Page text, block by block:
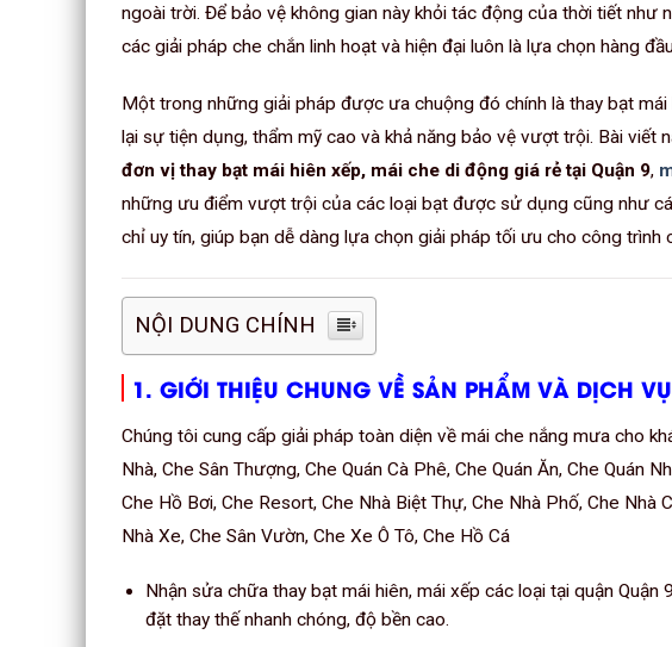
ngoài trời. Để bảo vệ không gian này khỏi tác động của thời tiết như
các giải pháp che chắn linh hoạt và hiện đại luôn là lựa chọn hàng
Một trong những giải pháp được ưa chuộng đó chính là thay bạt
lại sự tiện dụng, thẩm mỹ cao và khả năng bảo vệ vượt trội. Bài viết
đơn vị thay bạt mái hiên xếp, mái che di động giá rẻ tại Quận 9,
những ưu điểm vượt trội của các loại bạt được sử dụng cũng như
chỉ uy tín, giúp bạn dễ dàng lựa chọn giải pháp tối ưu cho công trình
NỘI DUNG CHÍNH
1. GIỚI THIỆU CHUNG VỀ SẢN PHẨM VÀ DỊCH VỤ
Chúng tôi cung cấp giải pháp toàn diện về mái che nắng mưa cho
Nhà, Che Sân Thượng, Che Quán Cà Phê, Che Quán Ăn, Che Quán
Che Hồ Bơi, Che Resort, Che Nhà Biệt Thự, Che Nhà Phố, Che Nhà
Nhà Xe, Che Sân Vườn, Che Xe Ô Tô, Che Hồ Cá
Nhận sửa chữa thay bạt mái hiên, mái xếp các loại tại quận Quận
đặt thay thế nhanh chóng, độ bền cao.